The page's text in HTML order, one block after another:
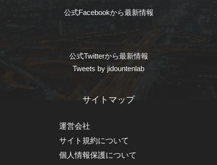
公式Facebookから最新情報
公式Twitterから最新情報
Tweets by jidountenlab
サイトマップ
運営会社
サイト規約について
個人情報保護について